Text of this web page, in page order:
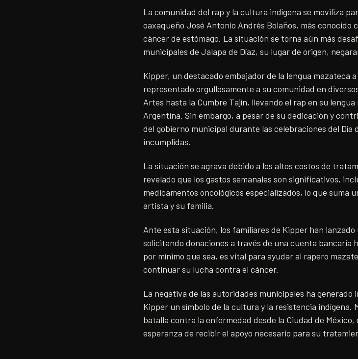
La comunidad del rap y la cultura indígena se moviliza
oaxaqueño José Antonio Andrés Bolaños, más conocido
cáncer de estómago. La situación se torna aún más
municipales de Jalapa de Díaz, su lugar de origen,
Kipper, un destacado embajador de la lengua mazateca
representado orgullosamente a su comunidad en
Artes hasta la Cumbre Tajín, llevando el rap en su
Argentina. Sin embargo, a pesar de su dedicación y
del gobierno municipal durante las celebraciones del Día
incumplidas.
La situación se agrava debido a los altos costos de
revelado que los gastos semanales son significativos,
medicamentos oncológicos especializados, lo que suma
artista y su familia.
Ante esta situación, los familiares de Kipper han
solicitando donaciones a través de una cuenta bancaria
por mínimo que sea, es vital para ayudar al rapero
continuar su lucha contra el cáncer.
La negativa de las autoridades municipales ha generado
Kipper un símbolo de la cultura y la resistencia
batalla contra la enfermedad desde la Ciudad de
esperanza de recibir el apoyo necesario para su